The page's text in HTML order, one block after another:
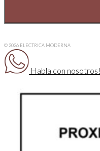
© 2026 ELECTRICA MODERNA
Habla con nosotros!